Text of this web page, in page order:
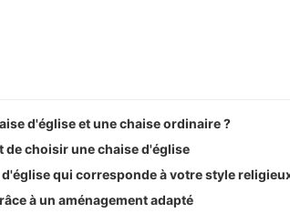
d'église et une chaise ordinaire ?
durée
de choisir une chaise d'église
qui corresponde à votre style
à un aménagement adapté